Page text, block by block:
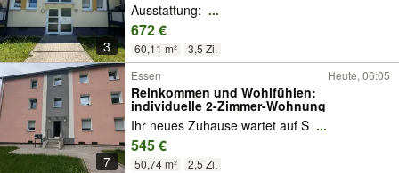
3
Ausstattung: ...
672 €
60,11 m² 3,5 Zi.
7
Essen Heute, 06:05
Reinkommen und Wohlfühlen:
individuelle 2-Zimmer-Wohnung
Ihr neues Zuhause wartet auf S ...
545 €
50,74 m² 2,5 Zi.